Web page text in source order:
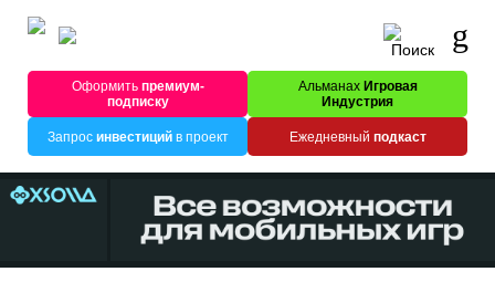
Оформитьпремиум-
подписку
Альманах Игровая
Индустрия
Запрос инвестицийв проект Ежедневный подкаст